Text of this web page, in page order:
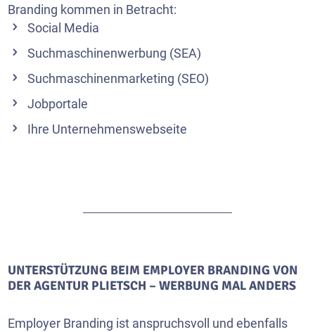
Branding kommen in Betracht:
Social Media
Suchmaschinenwerbung (SEA)
Suchmaschinenmarketing (SEO)
Jobportale
Ihre Unternehmenswebseite
UNTERSTÜTZUNG BEIM EMPLOYER BRANDING VON
DER AGENTUR PLIETSCH – WERBUNG MAL ANDERS
Employer Branding ist anspruchsvoll und ebenfalls